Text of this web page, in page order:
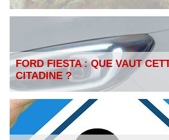
FORD FIESTA : QUE VAUT
CITADINE ?